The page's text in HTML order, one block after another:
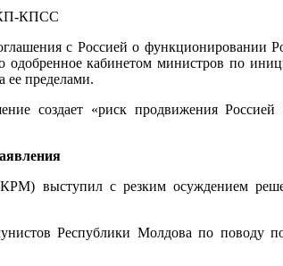
КПСС
с Россией о функционировании
кабинетом министров по
ее пределами.
создает «риск продвижения Россией
выступил с резким осуждением
Республики Молдова по поводу